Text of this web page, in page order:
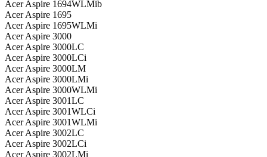
Acer Aspire 1694WLMib
Acer Aspire 1695
Acer Aspire 1695WLMi
Acer Aspire 3000
Acer Aspire 3000LC
Acer Aspire 3000LCi
Acer Aspire 3000LM
Acer Aspire 3000LMi
Acer Aspire 3000WLMi
Acer Aspire 3001LC
Acer Aspire 3001WLCi
Acer Aspire 3001WLMi
Acer Aspire 3002LC
Acer Aspire 3002LCi
Acer Aspire 3002LMi